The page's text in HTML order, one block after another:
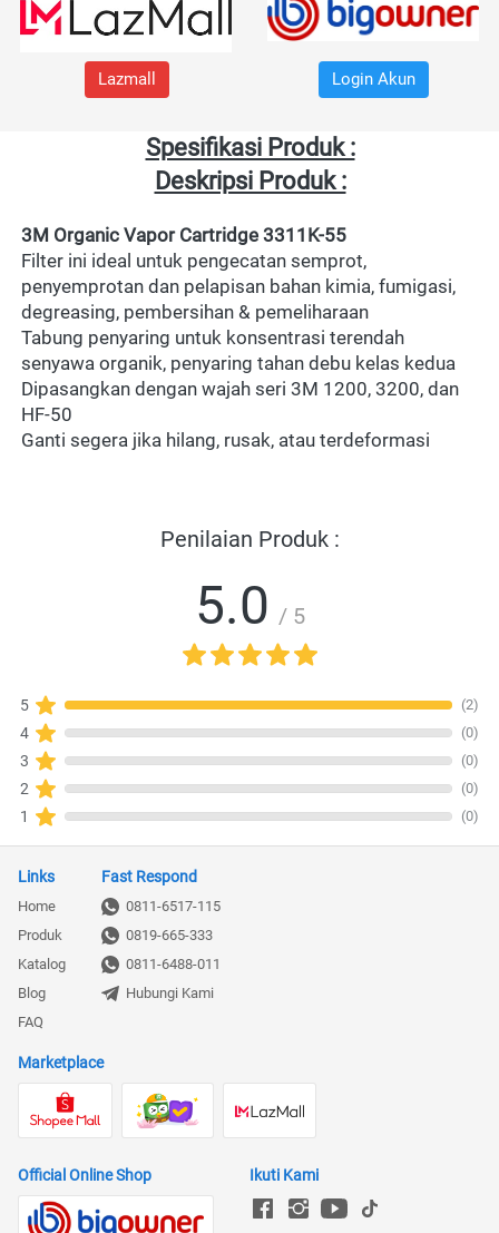
Lazmall Login Akun
Spesifikasi Produk :
Deskripsi Produk :
3M Organic Vapor Cartridge 3311K-55
Filter ini ideal untuk pengecatan semprot,
penyemprotan dan pelapisan bahan kimia, fumigasi,
degreasing, pembersihan & pemeliharaan
Tabung penyaring untuk konsentrasi terendah
senyawa organik, penyaring tahan debu kelas kedua
Dipasangkan dengan wajah seri 3M 1200, 3200, dan
HF-50
Ganti segera jika hilang, rusak, atau terdeformasi
Penilaian Produk :
5.0 / 5
5 (2)
4 (0)
3 (0)
2 (0)
1 (0)
Links
Home
Produk
Katalog
Blog
FAQ
Fast Respond
0811-6517-115
0819-665-333
0811-6488-011
Hubungi Kami
Marketplace
Official Online Shop Ikuti Kami